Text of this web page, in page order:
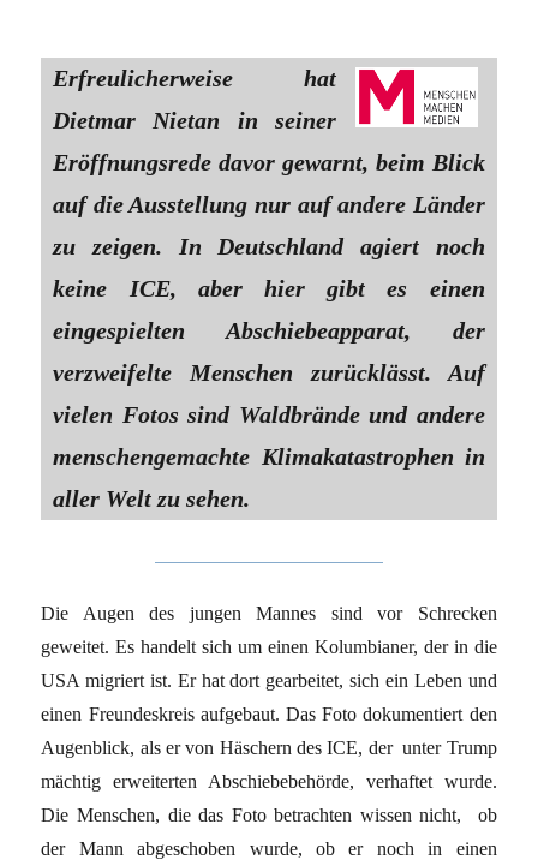
Erfreulicherweise hat
Dietmar Nietan in seiner
Eröffnungsrede davor gewarnt, beim Blick
auf die Ausstellung nur auf andere Länder
zu zeigen. In Deutschland agiert noch
keine ICE, aber hier gibt es einen
eingespielten Abschiebeapparat, der
verzweifelte Menschen zurücklässt. Auf
vielen Fotos sind Waldbrände und andere
menschengemachte Klimakatastrophen in
aller Welt zu sehen.
Die Augen des jungen Mannes sind vor Schrecken
geweitet. Es handelt sich um einen Kolumbianer, der in die
USA migriert ist. Er hat dort gearbeitet, sich ein Leben und
einen Freundeskreis aufgebaut. Das Foto dokumentiert den
Augenblick, als er von Häschern des ICE, der unter Trump
mächtig erweiterten Abschiebebehörde, verhaftet wurde.
Die Menschen, die das Foto betrachten wissen nicht, ob
der Mann abgeschoben wurde, ob er noch in einen